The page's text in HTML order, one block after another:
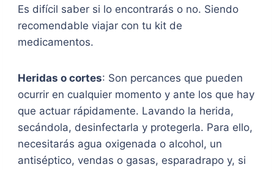
Es difícil saber si lo encontrarás o no. Siendo
recomendable viajar con tu kit de
medicamentos.
Heridas o cortes: Son percances que pueden
ocurrir en cualquier momento y ante los que hay
que actuar rápidamente. Lavando la herida,
secándola, desinfectarla y protegerla. Para ello,
necesitarás agua oxigenada o alcohol, un
antiséptico, vendas o gasas, esparadrapo y, si